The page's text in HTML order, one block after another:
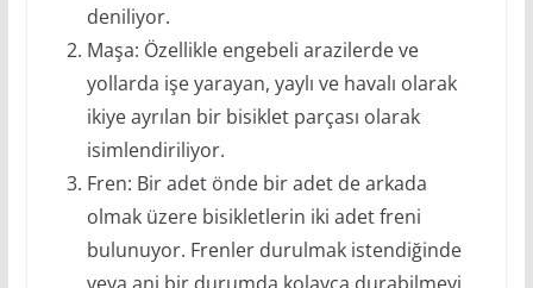
deniliyor.
Maşa: Özellikle engebeli arazilerde ve
yollarda işe yarayan, yaylı ve havalı olarak
ikiye ayrılan bir bisiklet parçası olarak
isimlendiriliyor.
Fren: Bir adet önde bir adet de arkada
olmak üzere bisikletlerin iki adet freni
bulunuyor. Frenler durulmak istendiğinde